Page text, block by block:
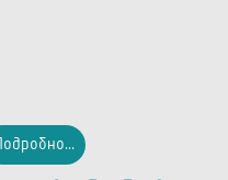
Подробно...